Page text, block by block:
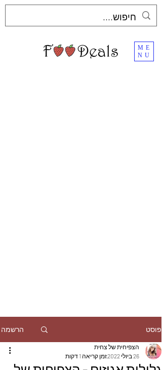
ME
NU
פוסט הרשמה
הצפיחית של צחית
26 ביולי 2022
זמן קריאה 1 דקות